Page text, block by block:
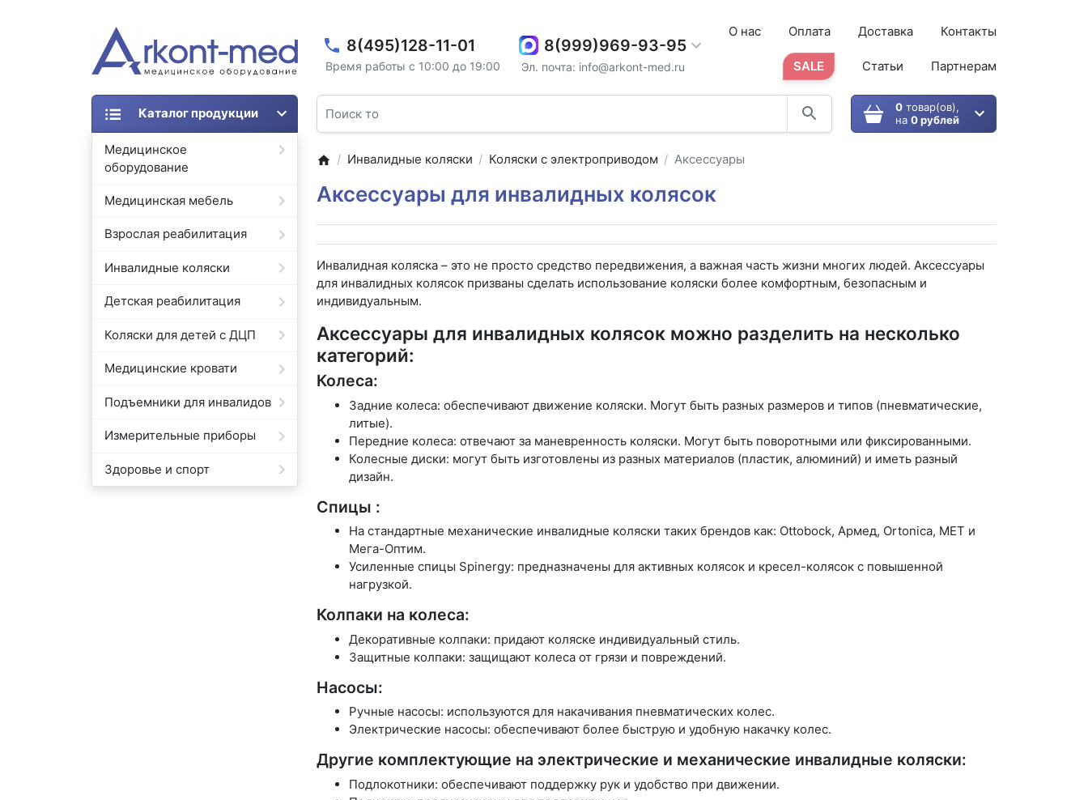
8(495)128-11-01
Время работы с 10:00 до 19:00
8(999)969-93-95
Эл. почта: info@arkont-med.ru
О нас Оплата Доставка Контакты
SALE Статьи Партнерам
0товар(ов),
на 0 рублей
Каталог продукции
Медицинское
оборудование
Медицинская мебель
Взрослая реабилитация
Инвалидные коляски
Детская реабилитация
Коляски для детей с ДЦП
Медицинские кровати
Подъемники для инвалидов
Измерительные приборы
Здоровье и спорт
Инвалидные коляски Коляски с электроприводом Аксессуары
Аксессуары для инвалидных колясок
Инвалидная коляска – это не просто средство передвижения, а важная часть жизни многих людей. Аксессуары
для инвалидных колясок призваны сделать использование коляски более комфортным, безопасным и
индивидуальным.
Аксессуары для инвалидных колясок можно разделить на несколько
категорий:
Колеса:
Задние колеса: обеспечивают движение коляски. Могут быть разных размеров и типов (пневматические,
литые).
Передние колеса: отвечают за маневренность коляски. Могут быть поворотными или фиксированными.
Колесные диски: могут быть изготовлены из разных материалов (пластик, алюминий) и иметь разный
дизайн.
Спицы :
На стандартные механические инвалидные коляски таких брендов как: Ottobock, Армед, Ortonica, МЕТ и
Мега-Оптим.
Усиленные спицы Spinergy: предназначены для активных колясок и кресел-колясок с повышенной
нагрузкой.
Колпаки на колеса:
Декоративные колпаки: придают коляске индивидуальный стиль.
Защитные колпаки: защищают колеса от грязи и повреждений.
Насосы:
Ручные насосы: используются для накачивания пневматических колес.
Электрические насосы: обеспечивают более быструю и удобную накачку колес.
Другие комплектующие на электрические и механические инвалидные коляски:
Подлокотники: обеспечивают поддержку рук и удобство при движении.